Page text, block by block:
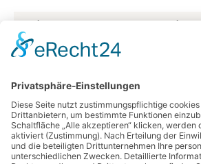
Farbe: siehe
Größe:
Material: Wachs
Unser Newsletter